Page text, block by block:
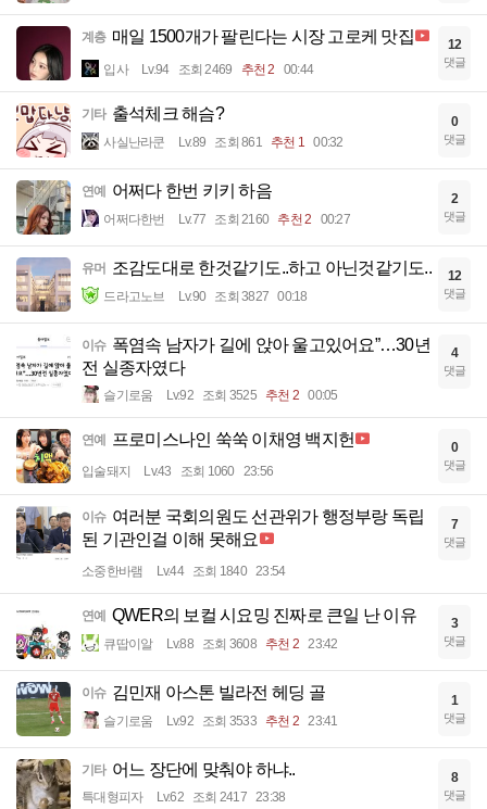
계층 매일 1500개가 팔린다는 시장 고로케 맛집
입사 Lv.94 조회 2469 추천 2 00:44
12
댓글
기타 출석체크 해슴?
사실난라쿤 Lv.89 조회 861 추천 1 00:32
0
댓글
연예 어쩌다 한번 키키 하음
어쩌다한번 Lv.77 조회 2160 추천 2 00:27
2
댓글
유머 조감도대로 한것같기도..하고 아닌것같기도..
드라고노브 Lv.90 조회 3827 00:18
12
댓글
이슈 폭염속 남자가 길에 앉아 울고있어요”…30년
전 실종자였다
슬기로움 Lv.92 조회 3525 추천 2 00:05
4
댓글
연예 프로미스나인 쑥쑥 이채영 백지헌
입술돼지 Lv.43 조회 1060 23:56
0
댓글
이슈 여러분 국회의원도 선관위가 행정부랑 독립
된 기관인걸 이해 못해요
소중한바램 Lv.44 조회 1840 23:54
7
댓글
연예 QWER의 보컬 시요밍 진짜로 큰일 난 이유
큐땁이알 Lv.88 조회 3608 추천 2 23:42
3
댓글
이슈 김민재 아스톤 빌라전 헤딩 골
슬기로움 Lv.92 조회 3533 추천 2 23:41
1
댓글
기타 어느 장단에 맞춰야 하냐..
특대형피자 Lv.62 조회 2417 23:38
8
댓글